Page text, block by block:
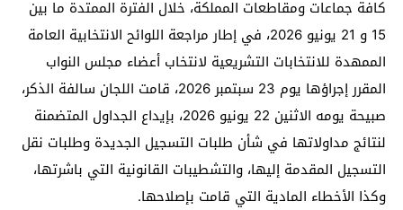
كافة جماعات ومقاطعات المملكة، خلال الفترة الممتدة ما بين
15 و 21 يونيو 2026، في إطار مراجعة اللوائح الانتخابية العامة
الممهدة للانتخابات التشريعية لانتخاب أعضاء مجلس النواب
المقرر إجراؤها يوم 23 سبتمبر 2026، قامت اللجان سالفة الذكر،
صبيحة يومه الاثنين 22 يونيو 2026، بإيداع الجداول المتضمنة
لنتائج مداولاتها في شأن طلبات التسجيل الجديدة وطلبات نقل
التسجيل المقدمة إليها، والتشطيبات القانونية التي باشرتها،
وكذا الأخطاء المادية التي قامت بإصلاحها.